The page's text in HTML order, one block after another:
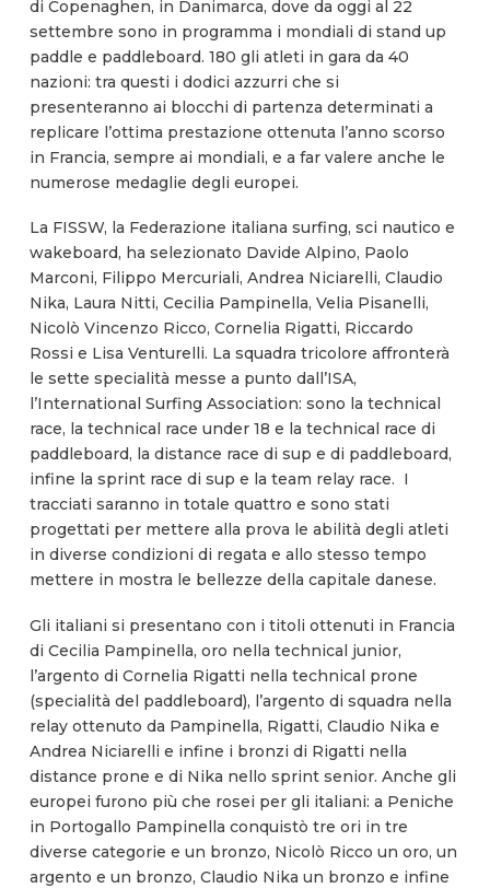
di Copenaghen, in Danimarca, dove da oggi al 22
settembre sono in programma i mondiali di stand up
paddle e paddleboard. 180 gli atleti in gara da 40
nazioni: tra questi i dodici azzurri che si
presenteranno ai blocchi di partenza determinati a
replicare l’ottima prestazione ottenuta l’anno scorso
in Francia, sempre ai mondiali, e a far valere anche le
numerose medaglie degli europei.
La FISSW, la Federazione italiana surfing, sci nautico e
wakeboard, ha selezionato Davide Alpino, Paolo
Marconi, Filippo Mercuriali, Andrea Niciarelli, Claudio
Nika, Laura Nitti, Cecilia Pampinella, Velia Pisanelli,
Nicolò Vincenzo Ricco, Cornelia Rigatti, Riccardo
Rossi e Lisa Venturelli. La squadra tricolore affronterà
le sette specialità messe a punto dall’ISA,
l’International Surfing Association: sono la technical
race, la technical race under 18 e la technical race di
paddleboard, la distance race di sup e di paddleboard,
infine la sprint race di sup e la team relay race. I
tracciati saranno in totale quattro e sono stati
progettati per mettere alla prova le abilità degli atleti
in diverse condizioni di regata e allo stesso tempo
mettere in mostra le bellezze della capitale danese.
Gli italiani si presentano con i titoli ottenuti in Francia
di Cecilia Pampinella, oro nella technical junior,
l’argento di Cornelia Rigatti nella technical prone
(specialità del paddleboard), l’argento di squadra nella
relay ottenuto da Pampinella, Rigatti, Claudio Nika e
Andrea Niciarelli e infine i bronzi di Rigatti nella
distance prone e di Nika nello sprint senior. Anche gli
europei furono più che rosei per gli italiani: a Peniche
in Portogallo Pampinella conquistò tre ori in tre
diverse categorie e un bronzo, Nicolò Ricco un oro, un
argento e un bronzo, Claudio Nika un bronzo e infine